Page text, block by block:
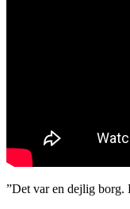
”Det var en dejlig borg.